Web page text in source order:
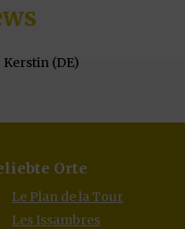
(DE)
Orte
Le Plan de la Tour
Les Issambres